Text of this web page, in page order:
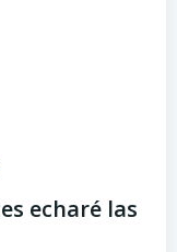
echaré las